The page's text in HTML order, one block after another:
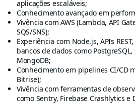
aplicações escaláveis;
Conhecimento avançado em
Vivência com AWS (Lambda, API
SQS/SNS);
Experiência com Node.js, APIs
bancos de dados como
MongoDB;
Conhecimento em pipelines CI/CD
Bitrise);
Vivência com ferramentas de
como Sentry, Firebase Crashlytics e